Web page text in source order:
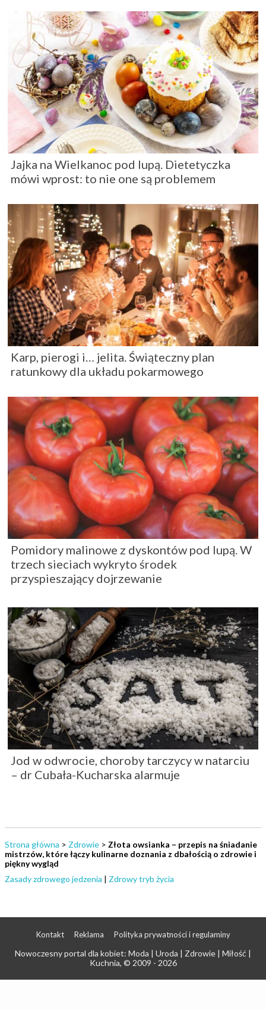
Jajka na Wielkanoc pod lupą. Dietetyczka
mówi wprost: to nie one są problemem
Karp, pierogi i… jelita. Świąteczny plan
ratunkowy dla układu pokarmowego
Pomidory malinowe z dyskontów pod lupą. W
trzech sieciach wykryto środek
przyspieszający dojrzewanie
Jod w odwrocie, choroby tarczycy w natarciu
– dr Cubała-Kucharska alarmuje
Strona główna > Zdrowie > Złota owsianka – przepis na śniadanie
mistrzów, które łączy kulinarne doznania z dbałością o zdrowie i
piękny wygląd
Zasady zdrowego jedzenia
Zdrowy tryb życia
Kontakt Reklama Polityka prywatności i regulaminy
Nowoczesny portal dla kobiet: Moda | Uroda | Zdrowie | Miłość |
Kuchnia, © 2009 - 2026